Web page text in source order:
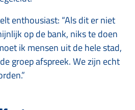
enthousiast: “Als dit er niet
op de bank, niks te doen
ik mensen uit de hele stad,
groep afspreek. We zijn echt